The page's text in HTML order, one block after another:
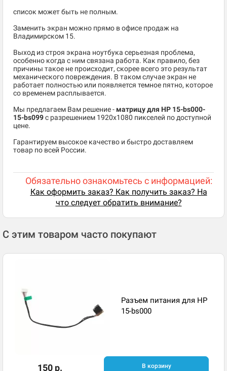
список может быть не полным.
Заменить экран можно прямо в офисе продаж на
Владимирском 15.
Выход из строя экрана ноутбука серьезная проблема,
особенно когда с ним связана работа. Как правило, без
причины такое не происходит, скорее всего это результат
механического повреждения. В таком случае экран не
работает полностью или появляется темное пятно, которое
со временем расплывается.
Мы предлагаем Вам решение - матрицу для HP 15-bs000-
15-bs099c разрешением 1920x1080 пикселей по доступной
цене.
Гарантируем высокое качество и быстро доставляем
товар по всей России.
Обязательно ознакомьтесь с информацией:
Как оформить заказ? Как получить заказ? На
что следует обратить внимание?
С этим товаром часто покупают
Разъем питания для HP
15-bs000
150 р. В корзину